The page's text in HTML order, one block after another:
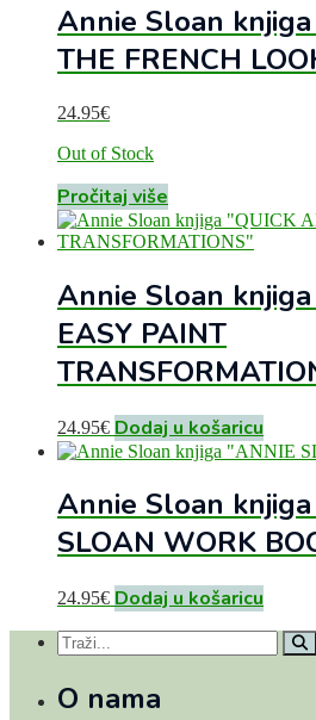
Annie Sloan knjiga
THE FRENCH
24.95€
Out of Stock
Pročitaj više
Annie Sloan knjiga
EASY PAINT
24.95€ Dodaj u košaricu
Annie Sloan knjiga
SLOAN WORK
24.95€ Dodaj u košaricu
O nama